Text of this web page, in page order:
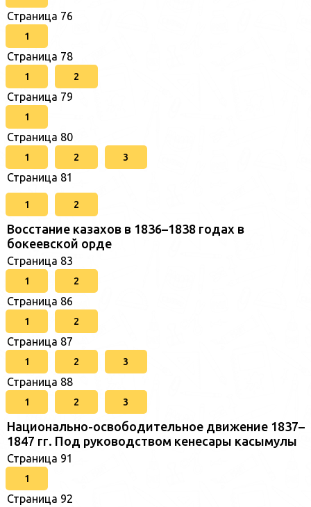
Страница 76
1
Страница 78
1 2
Страница 79
1
Страница 80
1 2 3
Страница 81
1 2
Восстание казахов в 1836–1838 годах в
бокеевской орде
Страница 83
1 2
Страница 86
1 2
Страница 87
1 2 3
Страница 88
1 2 3
Национально-освободительное движение 1837–
1847 гг. Под руководством кенесары касымулы
Страница 91
1
Страница 92